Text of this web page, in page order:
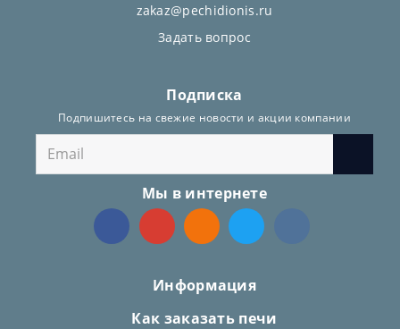
zakaz@pechidionis.ru
Задать вопрос
Подписка
Подпишитесь на свежие новости и акции компании
Мы в интернете
Информация
Как заказать печи